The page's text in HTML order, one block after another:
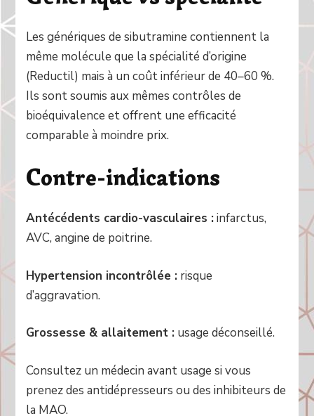
Les génériques de sibutramine contiennent la
même molécule que la spécialité d’origine
(Reductil) mais à un coût inférieur de 40–60 %.
Ils sont soumis aux mêmes contrôles de
bioéquivalence et offrent une efficacité
comparable à moindre prix.
Contre-indications
Antécédents cardio-vasculaires :infarctus,
AVC, angine de poitrine.
Hypertension incontrôlée : risque
d’aggravation.
Grossesse & allaitement : usage déconseillé.
Consultez un médecin avant usage si vous
prenez des antidépresseurs ou des inhibiteurs de
la MAO.